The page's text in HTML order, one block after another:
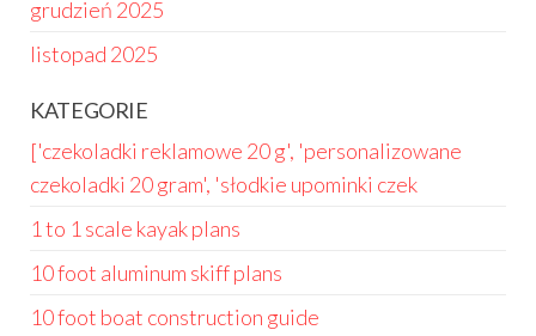
grudzień 2025
listopad 2025
KATEGORIE
['czekoladki reklamowe 20 g', 'personalizowane
czekoladki 20 gram', 'słodkie upominki czek
1 to 1 scale kayak plans
10 foot aluminum skiff plans
10 foot boat construction guide